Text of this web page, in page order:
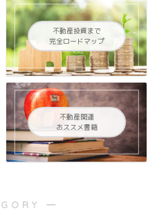
不動産投資まで
完全ロードマップ
不動産関連
おススメ書籍
―